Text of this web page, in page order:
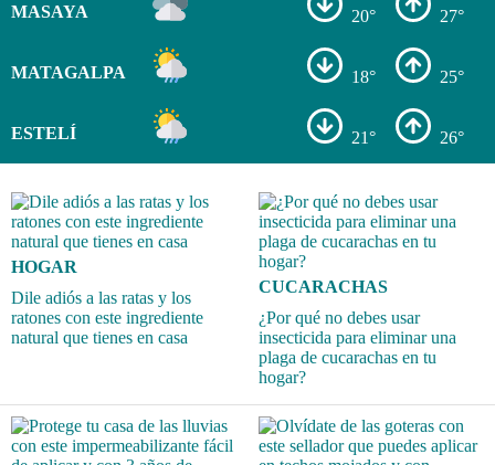
MASAYA 20° 27°
MATAGALPA 18° 25°
ESTELÍ 21° 26°
HOGAR
Dile adiós a las ratas y los
ratones con este ingrediente
natural que tienes en casa
CUCARACHAS
¿Por qué no debes usar
insecticida para eliminar una
plaga de cucarachas en tu
hogar?